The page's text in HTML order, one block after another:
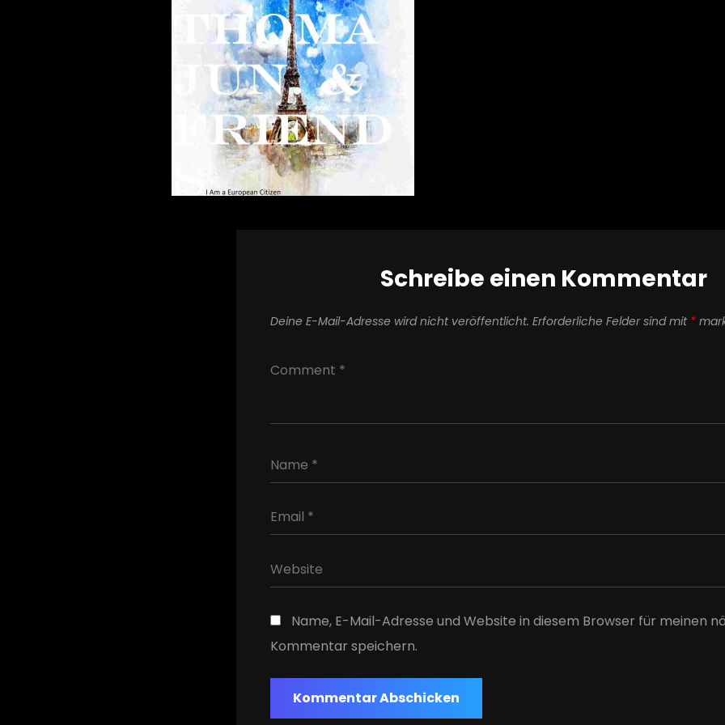
Schreibe einen Kommentar
Deine E-Mail-Adresse wird nicht veröffentlicht. Erforderliche Felder sind mit *
Name, E-Mail-Adresse und Website in diesem Browser für meinen
Kommentar speichern.